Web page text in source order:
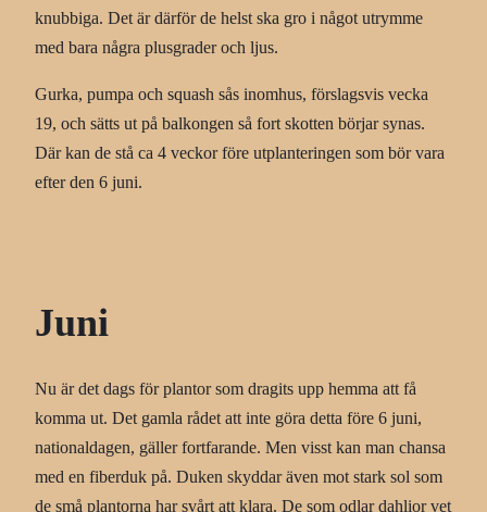
knubbiga. Det är därför de helst ska gro i något utrymme
med bara några plusgrader och ljus.
Gurka, pumpa och squash sås inomhus, förslagsvis vecka
19, och sätts ut på balkongen så fort skotten börjar synas.
Där kan de stå ca 4 veckor före utplanteringen som bör vara
efter den 6 juni.
Juni
Nu är det dags för plantor som dragits upp hemma att få
komma ut. Det gamla rådet att inte göra detta före 6 juni,
nationaldagen, gäller fortfarande. Men visst kan man chansa
med en fiberduk på. Duken skyddar även mot stark sol som
de små plantorna har svårt att klara. De som odlar dahlior vet